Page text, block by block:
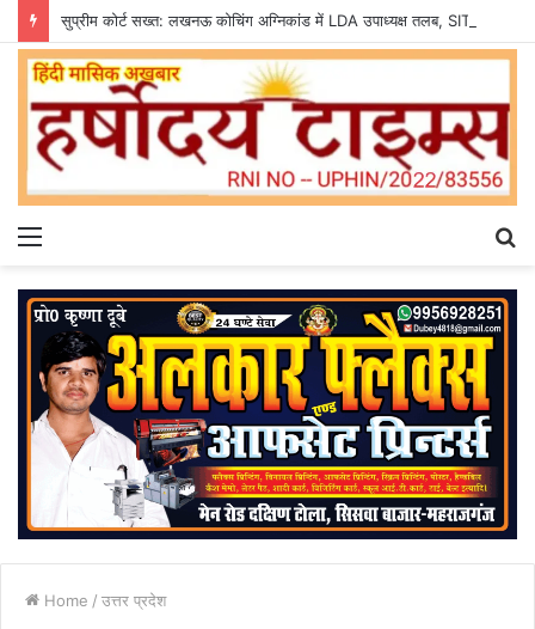
Menu
Home / उत्तर प्रदेश